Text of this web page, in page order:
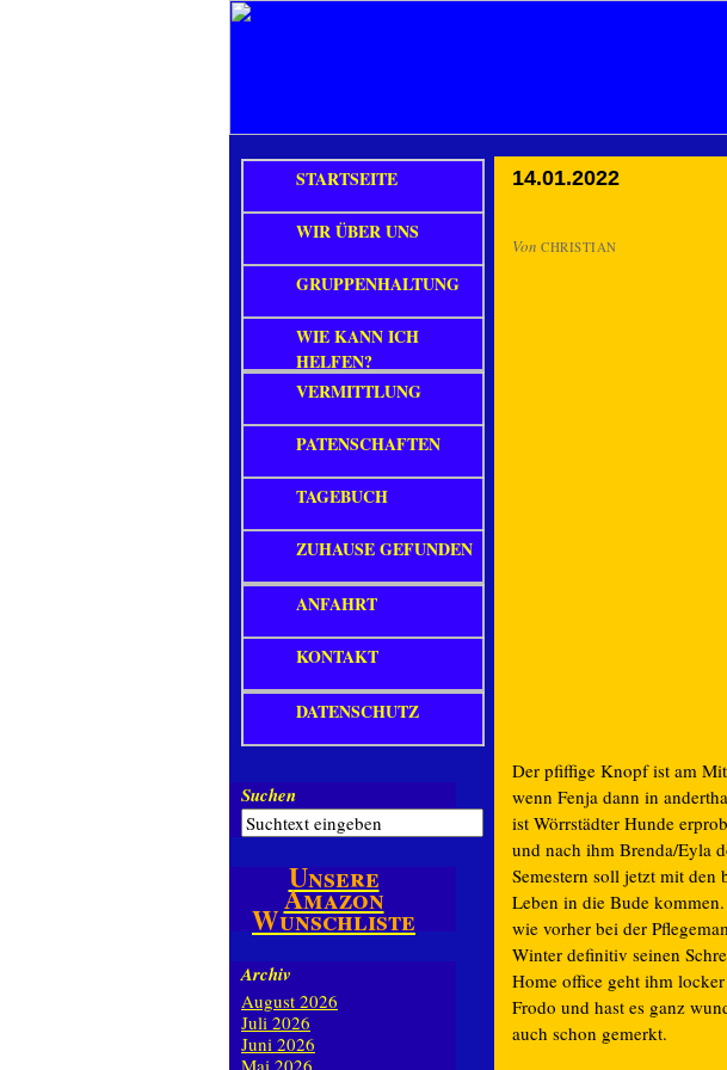
14.01.2022
Von CHRISTIAN
Der pfiffige Knopf ist am
wenn Fenja dann in
ist Wörrstädter Hunde
und nach ihm Brenda/Eyla
Semestern soll jetzt mit den
Leben in die Bude
wie vorher bei der
Winter definitiv seinen
Home office geht ihm
Frodo und hast es ganz
auch schon gemerkt.
STARTSEITE
WIR ÜBER UNS
GRUPPENHALTUNG
WIE KANN ICH
HELFEN?
VERMITTLUNG
PATENSCHAFTEN
TAGEBUCH
ZUHAUSE GEFUNDEN
ANFAHRT
KONTAKT
DATENSCHUTZ
Suchen
Unsere
Amazon
Wunschliste
Archiv
August 2026
Juli 2026
Juni 2026
Mai 2026